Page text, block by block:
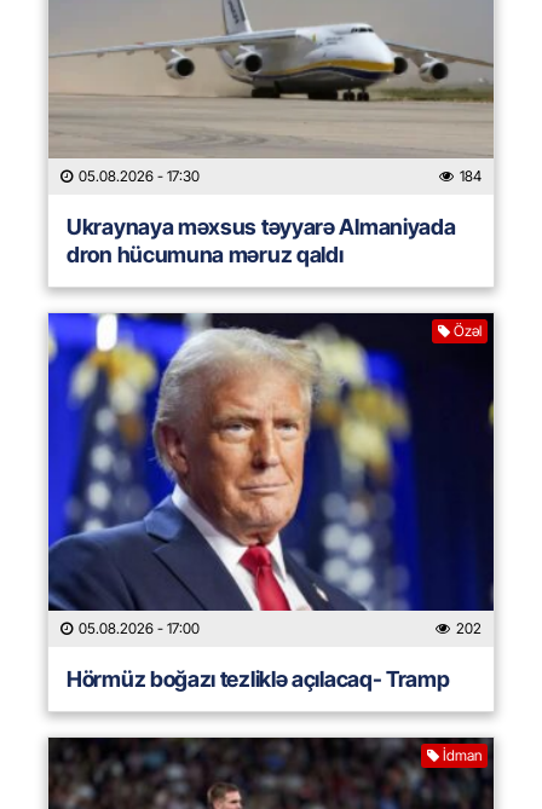
05.08.2026 - 17:30 184
Ukraynaya məxsus təyyarə Almaniyada
dron hücumuna məruz qaldı
Özəl
05.08.2026 - 17:00 202
Hörmüz boğazı tezliklə açılacaq- Tramp
İdman